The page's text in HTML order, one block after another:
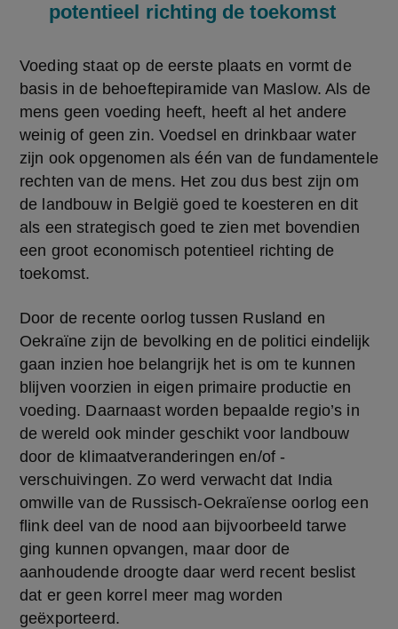
potentieel richting de toekomst
Voeding staat op de eerste plaats en vormt de
basis in de behoeftepiramide van Maslow. Als de
mens geen voeding heeft, heeft al het andere
weinig of geen zin. Voedsel en drinkbaar water
zijn ook opgenomen als één van de fundamentele
rechten van de mens. Het zou dus best zijn om
de landbouw in België goed te koesteren en dit
als een strategisch goed te zien met bovendien
een groot economisch potentieel richting de
toekomst.
Door de recente oorlog tussen Rusland en
Oekraïne zijn de bevolking en de politici eindelijk
gaan inzien hoe belangrijk het is om te kunnen
blijven voorzien in eigen primaire productie en
voeding. Daarnaast worden bepaalde regio’s in
de wereld ook minder geschikt voor landbouw
door de klimaatveranderingen en/of -
verschuivingen. Zo werd verwacht dat India
omwille van de Russisch-Oekraïense oorlog een
flink deel van de nood aan bijvoorbeeld tarwe
ging kunnen opvangen, maar door de
aanhoudende droogte daar werd recent beslist
dat er geen korrel meer mag worden
geëxporteerd.